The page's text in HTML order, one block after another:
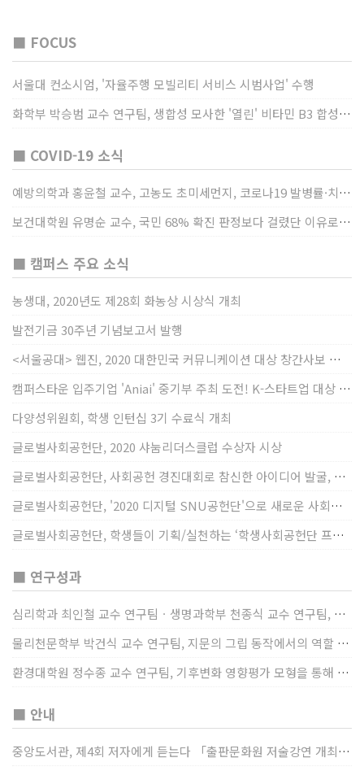
■ FOCUS
서울대 컨소시엄, '자율주행 모빌리티 서비스 시범사업' 수행
화학부 박승범 교수 연구팀, 생합성 모사한 '열린' 비타민 B3 합성법 개발
■ COVID-19 소식
예방의학과 홍윤철 교수, 고농도 초미세먼지, 코로나19 발병률·치명률 높인다
보건대학원 유명순 교수, 국민 68% 확진 판정보다 걸렸단 이유로 비난받는 걸 더 두려해
■ 캠퍼스 주요 소식
농생대, 2020년도 제28회 화농상 시상식 개최
발전기금 30주년 기념보고서 발행
<서울공대> 웹진, 2020 대한민국 커뮤니케이션 대상 창간사보 부문 최우수상 선정
캠퍼스타운 입주기업 'Aniai' 중기부 주최 도전! K-스타트업 대상 수상
다양성위원회, 학생 인턴십 3기 수료식 개최
글로벌사회공헌단, 2020 샤눔리더스클럽 수상자 시상
글로벌사회공헌단, 사회공헌 경진대회로 참신한 아이디어 발굴, 지원
글로벌사회공헌단, '2020 디지털 SNU공헌단'으로 새로운 사회공헌에 도전
글로벌사회공헌단, 학생들이 기획/실천하는 ‘학생사회공헌단 프로젝트’ 진행
■ 연구성과
심리학과 최인철 교수 연구팀ㆍ생명과학부 천종식 교수 연구팀, 장내 마이크로바이옴과 정서적 웰빙간 관계 규명
물리천문학부 박건식 교수 연구팀, 지문의 그립 동작에서의 역할 및 원리 규명
환경대학원 정수종 교수 연구팀, 기후변화 영향평가 모형을 통해 기후변화에 따른 급격한 토양수분의 감소가 발생하는 지역과 시간을 규명
■ 안내
중앙도서관, 제4회 저자에게 듣는다 「출판문화원 저술강연 개최」(12/17)